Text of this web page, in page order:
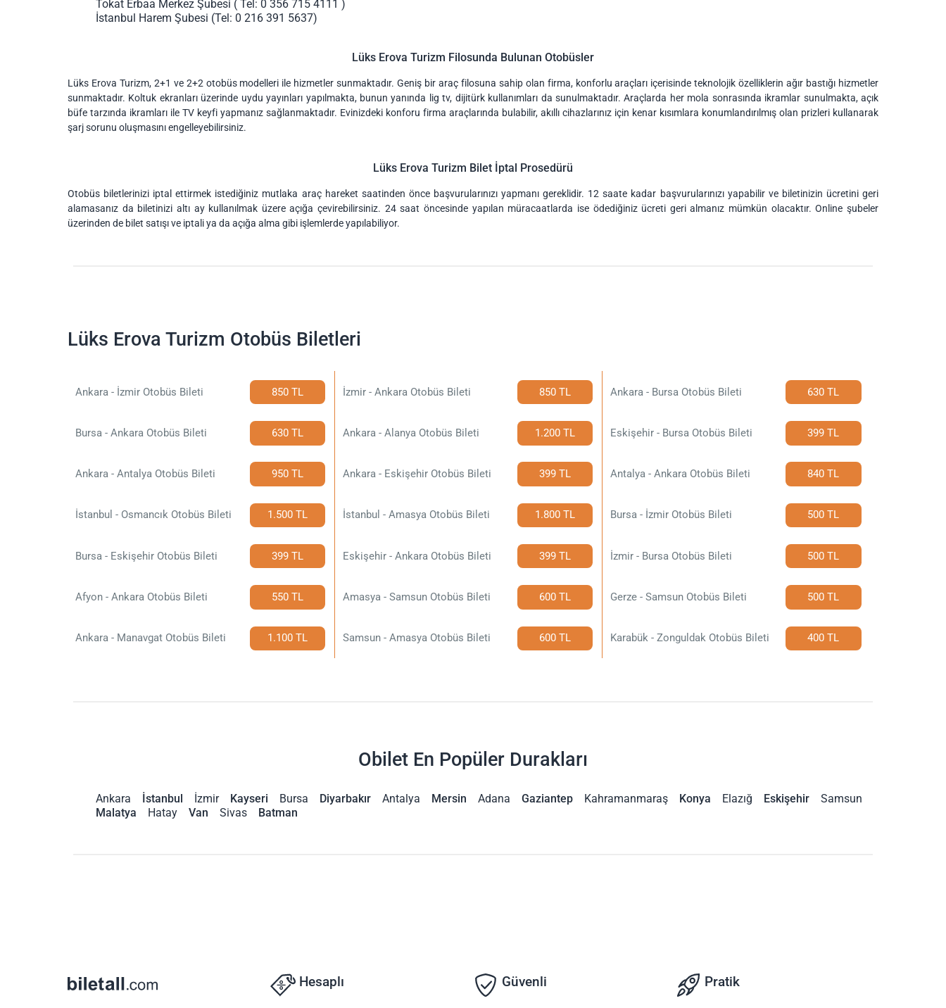
Tokat Erbaa Merkez Şubesi ( Tel: 0 356 715 4111 )
İstanbul Harem Şubesi (Tel: 0 216 391 5637)
Lüks Erova Turizm Filosunda Bulunan Otobüsler
Lüks Erova Turizm, 2+1 ve 2+2 otobüs modelleri ile hizmetler sunmaktadır. Geniş bir araç filosuna sahip olan firma, konforlu araçları içerisinde teknolojik özelliklerin ağır bastığı hizmetler
sunmaktadır. Koltuk ekranları üzerinde uydu yayınları yapılmakta, bunun yanında lig tv, dijitürk kullanımları da sunulmaktadır. Araçlarda her mola sonrasında ikramlar sunulmakta, açık
büfe tarzında ikramları ile TV keyfi yapmanız sağlanmaktadır. Evinizdeki konforu firma araçlarında bulabilir, akıllı cihazlarınız için kenar kısımlara konumlandırılmış olan prizleri kullanarak
şarj sorunu oluşmasını engelleyebilirsiniz.
Lüks Erova Turizm Bilet İptal Prosedürü
Otobüs biletlerinizi iptal ettirmek istediğiniz mutlaka araç hareket saatinden önce başvurularınızı yapmanı gereklidir. 12 saate kadar başvurularınızı yapabilir ve biletinizin ücretini geri
alamasanız da biletinizi altı ay kullanılmak üzere açığa çevirebilirsiniz. 24 saat öncesinde yapılan müracaatlarda ise ödediğiniz ücreti geri almanız mümkün olacaktır. Online şubeler
üzerinden de bilet satışı ve iptali ya da açığa alma gibi işlemlerde yapılabiliyor.
Lüks Erova Turizm Otobüs Biletleri
Ankara - İzmir Otobüs Bileti 850 TL İzmir - Ankara Otobüs Bileti 850 TL Ankara - Bursa Otobüs Bileti 630 TL
Bursa - Ankara Otobüs Bileti 630 TL Ankara - Alanya Otobüs Bileti 1.200 TL Eskişehir - Bursa Otobüs Bileti 399 TL
Ankara - Antalya Otobüs Bileti 950 TL Ankara - Eskişehir Otobüs Bileti 399 TL Antalya - Ankara Otobüs Bileti 840 TL
İstanbul - Osmancık Otobüs Bileti 1.500 TL İstanbul - Amasya Otobüs Bileti 1.800 TL Bursa - İzmir Otobüs Bileti 500 TL
Bursa - Eskişehir Otobüs Bileti 399 TL Eskişehir - Ankara Otobüs Bileti 399 TL İzmir - Bursa Otobüs Bileti 500 TL
Afyon - Ankara Otobüs Bileti 550 TL Amasya - Samsun Otobüs Bileti 600 TL Gerze - Samsun Otobüs Bileti 500 TL
Ankara - Manavgat Otobüs Bileti 1.100 TL Samsun - Amasya Otobüs Bileti 600 TL Karabük - Zonguldak Otobüs Bileti 400 TL
Obilet En Popüler Durakları
Ankara İstanbul İzmir Kayseri Bursa Diyarbakır Antalya Mersin Adana Gaziantep Kahramanmaraş Konya Elazığ Eskişehir
Samsun
Malatya
Hatay Van Sivas Batman
Hesaplı Güvenli Pratik